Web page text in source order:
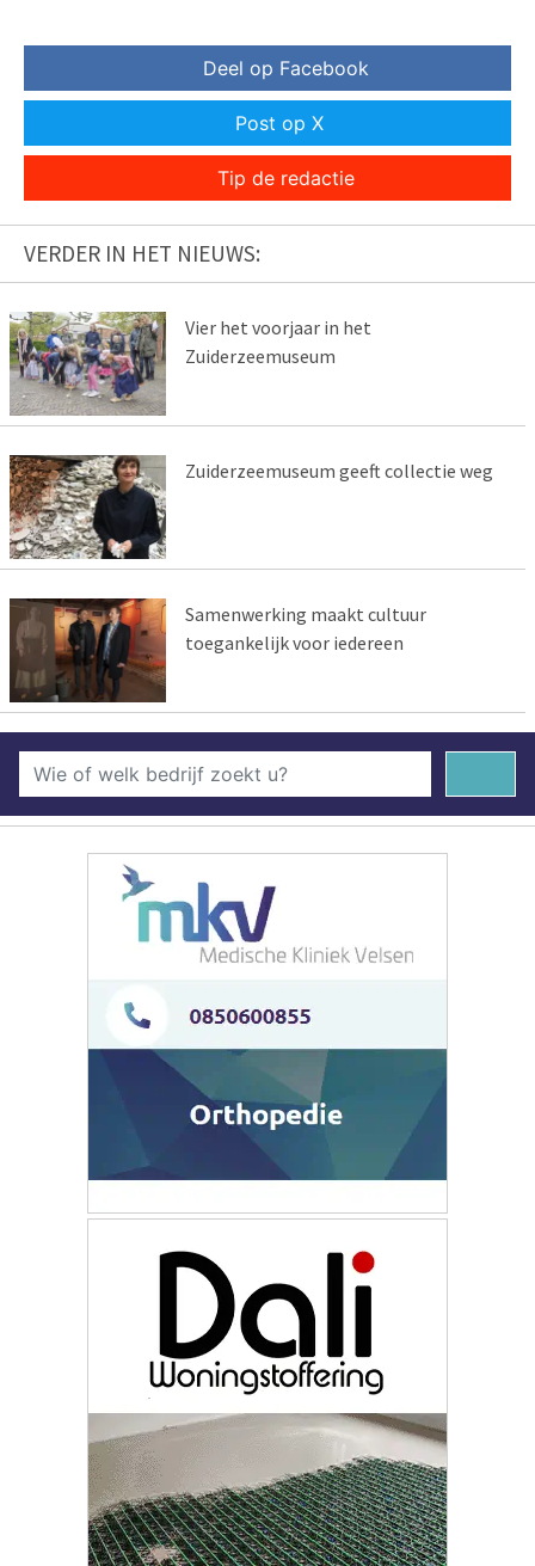
Deel op Facebook
Post op X
Tip de redactie
VERDER IN HET NIEUWS:
Vier het voorjaar in het
Zuiderzeemuseum
Zuiderzeemuseum geeft collectie weg
Samenwerking maakt cultuur
toegankelijk voor iedereen